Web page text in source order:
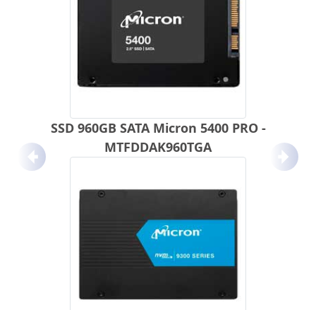
SSD 960GB SATA Micron 5400 PRO -
MTFDDAK960TGA
Anterior